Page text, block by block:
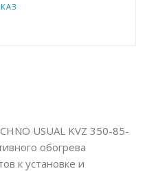
USUAL KVZ 350-85-
обогрева
к установке и